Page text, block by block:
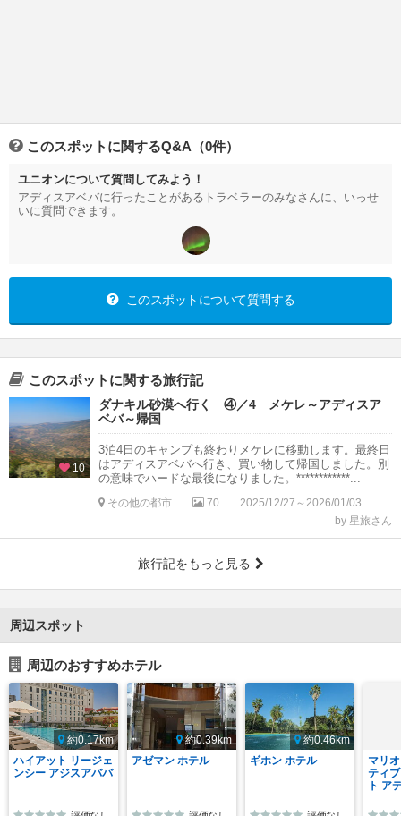
このスポットに関するQ&A（0件）
ユニオンについて質問してみよう！
アディスアベバに行ったことがあるトラベラーのみなさんに、いっせ
いに質問できます。
このスポットについて質問する
このスポットに関する旅行記
10
ダナキル砂漠へ行く ④／4 メケレ～アディスア
ベバ～帰国
3泊4日のキャンプも終わりメケレに移動します。最終日
はアディスアベバへ行き、買い物して帰国しました。別
の意味でハードな最後になりました。************...
その他の都市 70
2025/12/27～2026/01/03
by 星旅さん
旅行記をもっと見る
周辺スポット
周辺のおすすめホテル
約0.17km
ハイアット リージェ
ンシー アジスアババ
約0.39km
アゼマン ホテル
約0.46km
ギホン ホテル
マリ
ティ
ト ア